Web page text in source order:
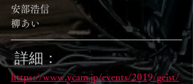
安部浩信
柳あい
詳細：
https://www.ycam.jp/events/2019/geist/